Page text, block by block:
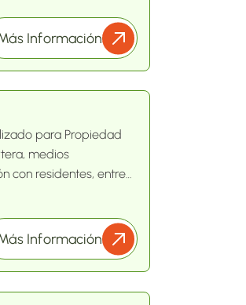
Información
para Propiedad
medios
con residentes, entre
Información